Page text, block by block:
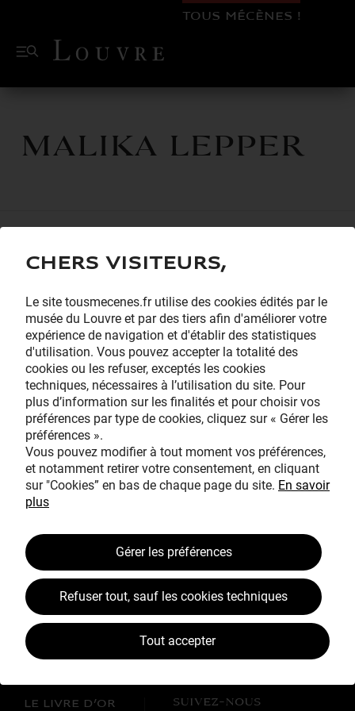
TOUS MÉCÈNES !
Malika Lepper
Avec le mécénat
exceptionnel de
L’ŒUVRE À LA LOUPE
JEAN SIMEON CHARDIN
VOS CONTREPARTIES
ACTUALITÉS
LE LIVRE D’OR SUIVEZ-NOUS
Chers visiteurs,
Le site tousmecenes.fr utilise des cookies édités par le
musée du Louvre et par des tiers afin d'améliorer votre
expérience de navigation et d'établir des statistiques
d'utilisation. Vous pouvez accepter la totalité des
cookies ou les refuser, exceptés les cookies
techniques, nécessaires à l’utilisation du site. Pour
plus d’information sur les finalités et pour choisir vos
préférences par type de cookies, cliquez sur « Gérer les
préférences ».
Vous pouvez modifier à tout moment vos préférences,
et notamment retirer votre consentement, en cliquant
sur "Cookies” en bas de chaque page du site. En savoir
plus
Gérer les préférences
Refuser tout, sauf les cookies techniques
Tout accepter